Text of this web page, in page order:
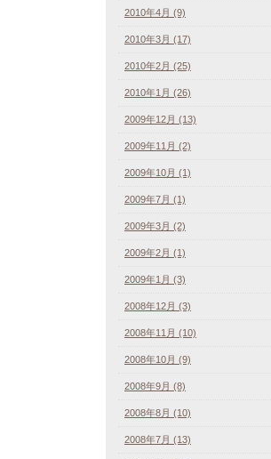
2010年4月 (9)
2010年3月 (17)
2010年2月 (25)
2010年1月 (26)
2009年12月 (13)
2009年11月 (2)
2009年10月 (1)
2009年7月 (1)
2009年3月 (2)
2009年2月 (1)
2009年1月 (3)
2008年12月 (3)
2008年11月 (10)
2008年10月 (9)
2008年9月 (8)
2008年8月 (10)
2008年7月 (13)